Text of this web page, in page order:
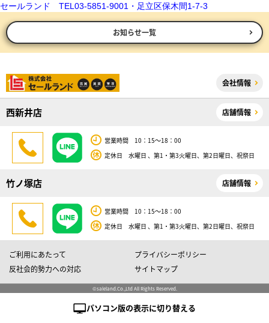
セールランド TEL03-5851-9001・足立区保木間1-7-3
お知らせ一覧
会社情報
西新井店 店舗情報
営業時間 10：15～18：00
定休日 水曜日 、第1・第3火曜日、第2日曜日、祝祭日
竹ノ塚店 店舗情報
営業時間 10：15～18：00
定休日 水曜日 、第1・第3火曜日、第2日曜日、祝祭日
ご利用にあたって
プライバシーポリシー
反社会的勢力への対応
サイトマップ
©saleland.Co.,Ltd All Rights Reserved.
パソコン版の表示に切り替える